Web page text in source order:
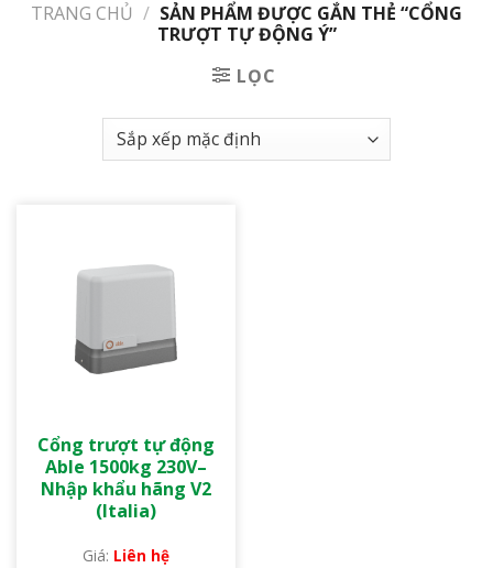
TRANG CHỦ / SẢN PHẨM ĐƯỢC GẮN THẺ “CỔNG
TRƯỢT TỰ ĐỘNG Ý”
LỌC
Cổng trượt tự động
Able 1500kg 230V–
Nhập khẩu hãng V2
(Italia)
Liên hệ